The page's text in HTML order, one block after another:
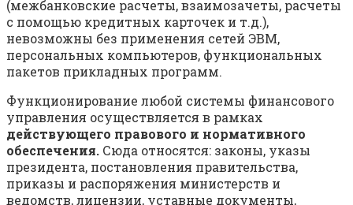
(межбанковские расчеты, взаимозачеты, расчеты
с помощью кредитных карточек и т.д.),
невозможны без применения сетей ЭВМ,
персональных компьютеров, функциональных
пакетов прикладных программ.
Функционирование любой системы финансового
управления осуществляется в рамках
действующего правового и нормативного
обеспечения. Сюда относятся: законы, указы
президента, постановления правительства,
приказы и распоряжения министерств и
ведомств, лицензии, уставные документы,